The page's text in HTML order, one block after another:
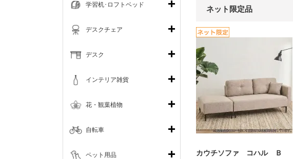
ネット限定品
カウチソファ コハル Ｂ
学習机･ロフトベッド
デスクチェア
デスク
インテリア雑貨
花・観葉植物
自転車
ペット用品